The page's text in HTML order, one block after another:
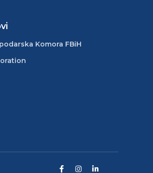
Komora FBiH